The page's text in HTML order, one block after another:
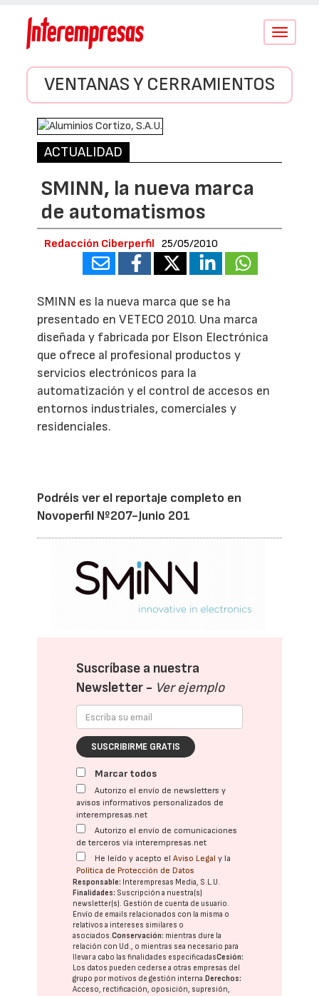
Conmutar
VENTANAS Y CERRAMIENTOS
ACTUALIDAD
SMINN, la nueva marca
de automatismos
Redacción Ciberperfil 25/05/2010
SMINN es la nueva marca que se ha
presentado en VETECO 2010. Una marca
diseñada y fabricada por Elson Electrónica
que ofrece al profesional productos y
servicios electrónicos para la
automatización y el control de accesos en
entornos industriales, comerciales y
residenciales.
Podréis ver el reportaje completo en
Novoperfil Nº207-Junio 201
Suscríbase a nuestra
Newsletter - Ver ejemplo
SUSCRIBIRME GRATIS
Marcar todos
Autorizo el envío de newsletters y
avisos informativos personalizados de
interempresas.net
Autorizo el envío de comunicaciones
de terceros vía interempresas.net
He leído y acepto elAviso Legal y la
Política de Protección de Datos
Responsable: Interempresas Media, S.L.U.
Finalidades: Suscripción a nuestra(s)
newsletter(s). Gestión de cuenta de usuario.
Envío de emails relacionados con la misma o
relativos a intereses similares o
asociados.Conservación: mientras dure la
relación con Ud., o mientras sea necesario para
llevar a cabo las finalidades especificadasCesión:
Los datos pueden cederse a otras empresas del
grupo por motivos de gestión interna.Derechos:
Acceso, rectificación, oposición, supresión,